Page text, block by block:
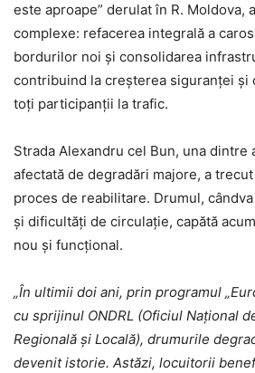
este aproape” derulat în R. Moldova,
complexe: refacerea integrală a
bordurilor noi și consolidarea
contribuind la creșterea siguranței
toți participanții la trafic.
Strada Alexandru cel Bun, una
afectată de degradări majore, a
proces de reabilitare. Drumul,
și dificultăți de circulație, capătă
nou și funcțional.
„În ultimii doi ani, prin programul
cu sprijinul ONDRL (Oficiul Național
Regională și Locală), drumurile
devenit istorie. Astăzi, locuitorii